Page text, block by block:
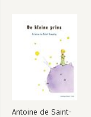
Antoine de Saint-